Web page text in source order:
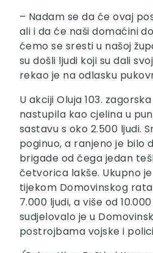
– Nadam se da će ovaj
ali i da će naši domaćini
ćemo se sresti u našoj
su došli ljudi koji su dali
rekao je na odlasku
U akciji Oluja 103.
nastupila kao cjelina u
sastavu s oko 2.500 ljudi.
poginuo, a ranjeno je bilo
brigade od čega jedan
četvorica lakše. Ukupno
tijekom Domovinskog
7.000 ljudi, a više od
sudjelovalo je u
postrojbama vojske i